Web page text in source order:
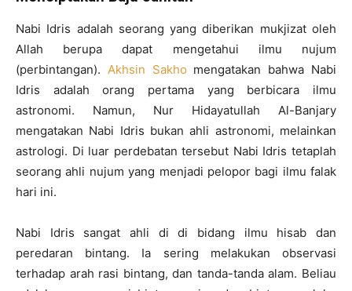
Nabi Idris adalah seorang yang diberikan mukjizat oleh
Allah berupa dapat mengetahui ilmu nujum
(perbintangan). Akhsin Sakho mengatakan bahwa Nabi
Idris adalah orang pertama yang berbicara ilmu
astronomi. Namun, Nur Hidayatullah Al-Banjary
mengatakan Nabi Idris bukan ahli astronomi, melainkan
astrologi. Di luar perdebatan tersebut Nabi Idris tetaplah
seorang ahli nujum yang menjadi pelopor bagi ilmu falak
hari ini.
Nabi Idris sangat ahli di di bidang ilmu hisab dan
peredaran bintang. Ia sering melakukan observasi
terhadap arah rasi bintang, dan tanda-tanda alam. Beliau